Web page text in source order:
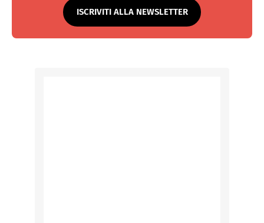
ISCRIVITI ALLA NEWSLETTER